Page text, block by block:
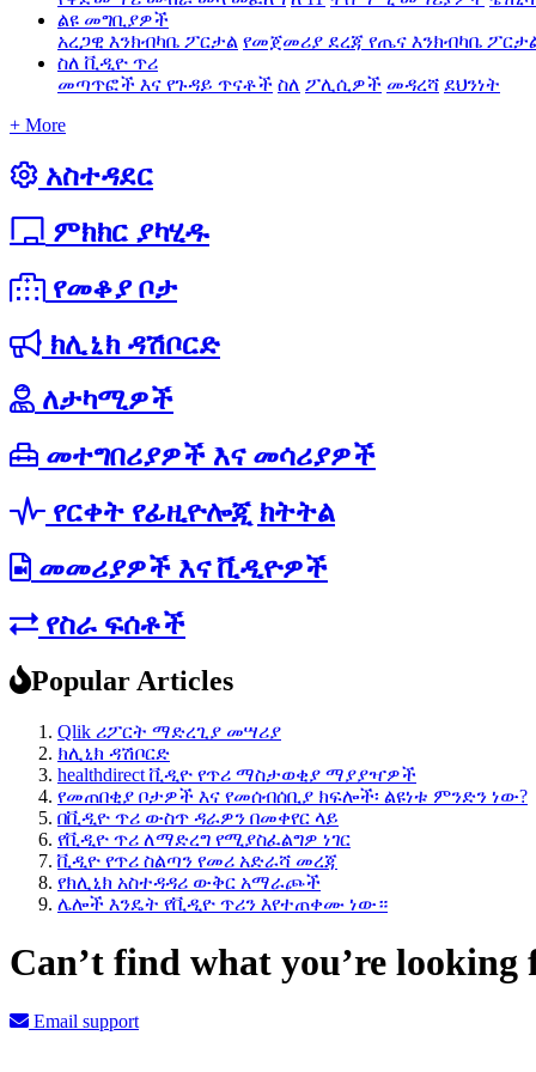
ልዩ መግቢያዎች
አረጋዊ እንክብካቤ ፖርታል የመጀመሪያ ደረጃ የጤና እንክብካቤ
ስለ ቪዲዮ ጥሪ
መጣጥፎች እና የጉዳይ ጥናቶች ስለ ፖሊሲዎች መዳረሻ ደህንነት
+ More
አስተዳደር
ምክክር ያካሂዱ
የመቆያ ቦታ
ክሊኒክ ዳሽቦርድ
ለታካሚዎች
መተግበሪያዎች እና መሳሪያዎች
የርቀት የፊዚዮሎጂ ክትትል
መመሪያዎች እና ቪዲዮዎች
የስራ ፍሰቶች
Popular Articles
Qlik ሪፖርት ማድረጊያ መሣሪያ
ክሊኒክ ዳሽቦርድ
healthdirect ቪዲዮ የጥሪ ማስታወቂያ ማያያዣዎች
የመጠበቂያ ቦታዎች እና የመሰብሰቢያ ክፍሎች፡ ልዩነቱ ምንድን ነው?
በቪዲዮ ጥሪ ውስጥ ዳራዎን በመቀየር ላይ
የቪዲዮ ጥሪ ለማድረግ የሚያስፈልግዎ ነገር
ቪዲዮ የጥሪ ስልጣን የመሪ አድራሻ መረጃ
የክሊኒክ አስተዳዳሪ ውቅር አማራጮች
ሌሎች እንዴት የቪዲዮ ጥሪን እየተጠቀሙ ነው።
Can’t find what you’re looking
Email support